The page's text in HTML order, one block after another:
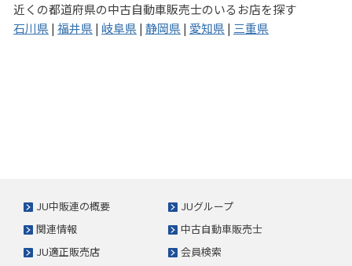
近くの都道府県の中古自動車販売士のいるお店を探す
石川県| 福井県| 岐阜県| 静岡県| 愛知県| 三重県
JU中販連の概要
JUグループ
関連情報
中古自動車販売士
JU適正販売店
会員検索